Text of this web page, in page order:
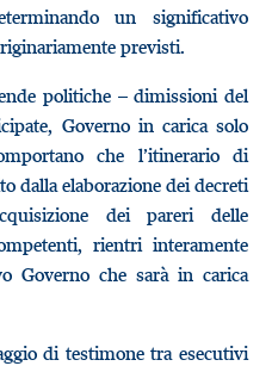
un significativo
previsti.
politiche – dimissioni del
Governo in carica solo
che l’itinerario di
dalla elaborazione dei decreti
dei pareri delle
rientri interamente
Governo che sarà in carica
di testimone tra esecutivi